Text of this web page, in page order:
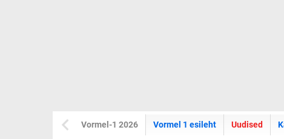
Vormel-1 2026 Vormel 1 esileht Uudised